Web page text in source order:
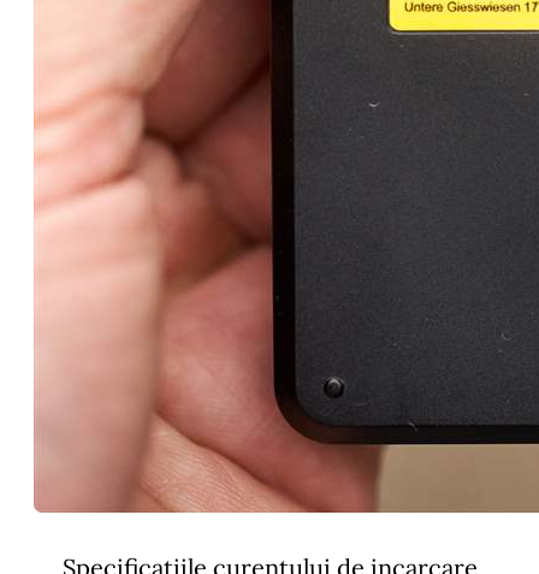
Specificatiile curentului de incarcare